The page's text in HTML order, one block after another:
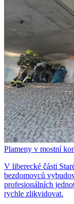
Plameny v mostní
V liberecké části
bezdomovců
profesionálních
rychle zlikvidovat.